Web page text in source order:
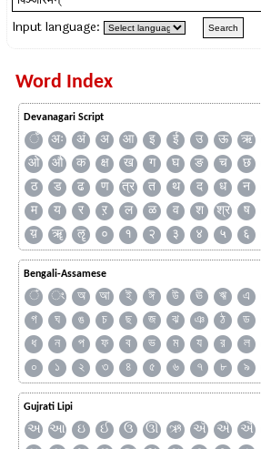
Input language:
Word Index
Devanagari Script
ँ अः अं अ आ इ ई उ ऊ ऋ
ओ
औ क क्ष ख ग घ ङ च छ
ठ
ड ढ ण त्र त थ द ध न
म
य र ऱ ल ळ व श श्र ष
य़
ॠ ॡ ० १ २ ३ ४ ५ ६
Bengali-Assamese
ঁ ং অ আ ই ঈ উ ঊ ঋ এ
গ
ঘ ঙ চ ছ জ ঝ ঞ ঠ ড
ধ
ন প ফ ব ভ ম য র ল
০
১ ২ ৩ ৪ ৫ ৬ ৭ ৮ ৯
Gujrati Lipi
અ આ ઇ ઈ ઉ ઊ ઋ ઍ એ ઐ